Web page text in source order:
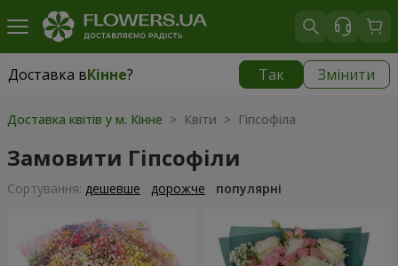
Доставка вКінне? Так Змінити
Доставка вКінне
Доставка квітів у м. Кінне > Квіти > Гіпсофіла
Замовити Гіпсофіли
Сортування: дешевше дорожче популярні